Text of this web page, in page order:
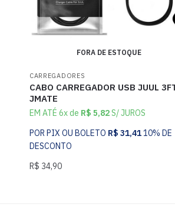
FORA DE ESTOQUE
CARREGADORES
CABO CARREGADOR USB JUUL
JMATE
EM ATÉ 6x de R$ 5,82S/ JUROS
POR PIX OU BOLETO R$ 31,4110% DE
DESCONTO
R$ 34,90